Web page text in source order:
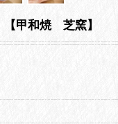
甲和焼 芝窯】